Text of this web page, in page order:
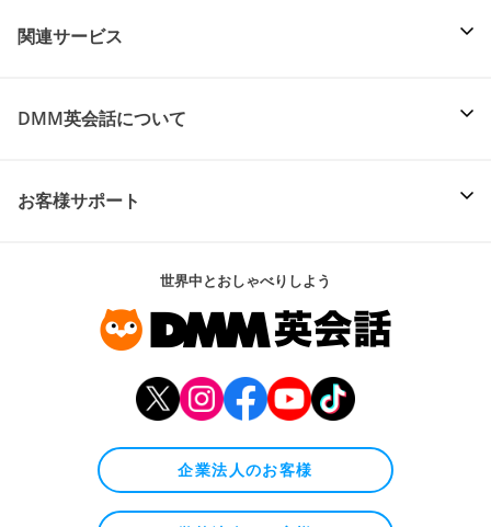
関連サービス
DMM英会話について
お客様サポート
世界中とおしゃべりしよう
企業法人のお客様